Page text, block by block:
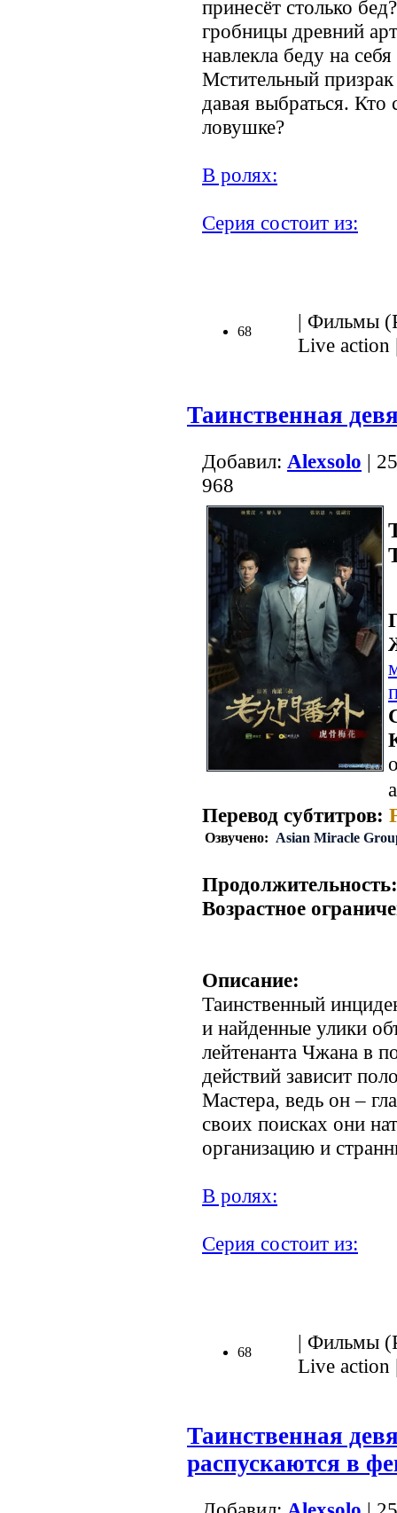
принесёт столько
гробницы древний
навлекла беду на
Мстительный
давая выбраться.
ловушке?
В ролях:
Серия состоит из:
68
| Фильмы
Live
Таинственная
Добавил: Alexsolo |
968
Перевод субтитров:
Озвучено: Asian Miracle
Продолжительность:
Возрастное
Описание:
Таинственный
и найденные улики
лейтенанта Чжана в
действий зависит
Мастера, ведь он –
своих поисках они
организацию и
В ролях:
Серия состоит из:
68
| Фильмы
Live
Таинственная
распускаются в